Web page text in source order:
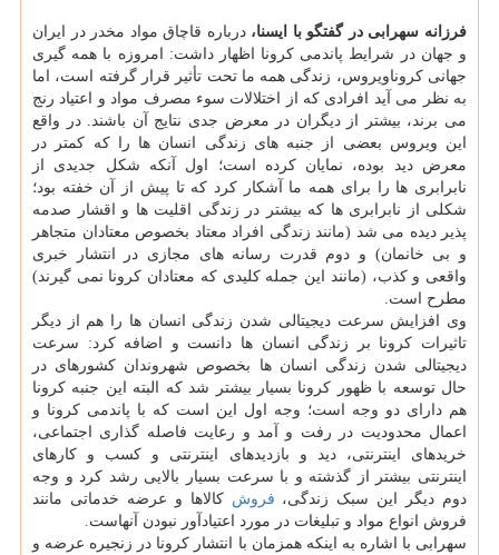
فرزانه سهرابی در گفتگو با ایسنا،درباره قاچاق مواد مخدر در ایران
و جهان در شرایط پاندمی کرونا اظهار داشت: امروزه با همه گیری
جهانی کروناویروس، زندگی همه ما تحت تأثیر قرار گرفته است، اما
به نظر می آید افرادی که از اختلالات سوء مصرف مواد و اعتیاد رنج
می برند، بیشتر از دیگران در معرض جدی نتایج آن باشند. در واقع
این ویروس بعضی از جنبه های زندگی انسان ها را که کمتر در
معرض دید بوده، نمایان کرده است؛ اول آنکه شکل جدیدی از
نابرابری ها را برای همه ما آشکار کرد که تا پیش از آن خفته بود؛
شکلی از نابرابری ها که بیشتر در زندگی اقلیت ها و اقشار صدمه
پذیر دیده می شد (مانند زندگی افراد معتاد بخصوص معتادان متجاهر
و بی خانمان) و دوم قدرت رسانه های مجازی در انتشار خبری
واقعی و کذب، (مانند این جمله کلیدی که معتادان کرونا نمی گیرند)
مطرح است.
وی افزایش سرعت دیجیتالی شدن زندگی انسان ها را هم از دیگر
تاثیرات کرونا بر زندگی انسان ها دانست و اضافه کرد: سرعت
دیجیتالی شدن زندگی انسان ها بخصوص شهروندان کشورهای در
حال توسعه با ظهور کرونا بسیار بیشتر شد که البته این جنبه کرونا
هم دارای دو وجه است؛ وجه اول این است که با پاندمی کرونا و
اعمال محدودیت در رفت و آمد و رعایت فاصله گذاری اجتماعی،
خریدهای اینترنتی، دید و بازدیدهای اینترنتی و کسب و کارهای
اینترنتی بیشتر از گذشته و با سرعت بسیار بالایی رشد کرد و وجه
دوم دیگر این سبک زندگی، فروش کالاها و عرضه خدماتی مانند
فروش انواع مواد و تبلیغات در مورد اعتیادآور نبودن آنهاست.
سهرابی با اشاره به اینکه همزمان با انتشار کرونا در زنجیره عرضه و